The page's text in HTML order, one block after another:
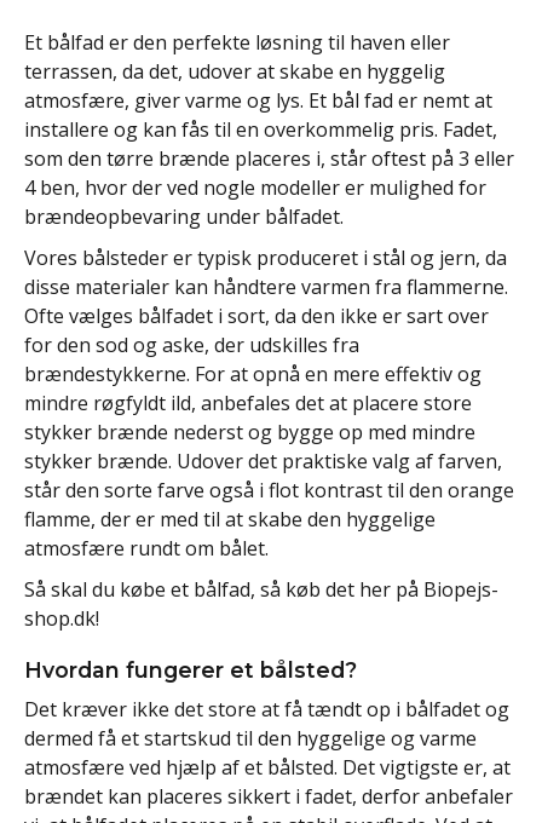
Et bålfad er den perfekte løsning til haven eller
terrassen, da det, udover at skabe en hyggelig
atmosfære, giver varme og lys. Et bål fad er nemt at
installere og kan fås til en overkommelig pris. Fadet,
som den tørre brænde placeres i, står oftest på 3 eller
4 ben, hvor der ved nogle modeller er mulighed for
brændeopbevaring under bålfadet.
Vores bålsteder er typisk produceret i stål og jern, da
disse materialer kan håndtere varmen fra flammerne.
Ofte vælges bålfadet i sort, da den ikke er sart over
for den sod og aske, der udskilles fra
brændestykkerne. For at opnå en mere effektiv og
mindre røgfyldt ild, anbefales det at placere store
stykker brænde nederst og bygge op med mindre
stykker brænde. Udover det praktiske valg af farven,
står den sorte farve også i flot kontrast til den orange
flamme, der er med til at skabe den hyggelige
atmosfære rundt om bålet.
Så skal du købe et bålfad, så køb det her på Biopejs-
shop.dk!
Hvordan fungerer et bålsted?
Det kræver ikke det store at få tændt op i bålfadet og
dermed få et startskud til den hyggelige og varme
atmosfære ved hjælp af et bålsted. Det vigtigste er, at
brændet kan placeres sikkert i fadet, derfor anbefaler